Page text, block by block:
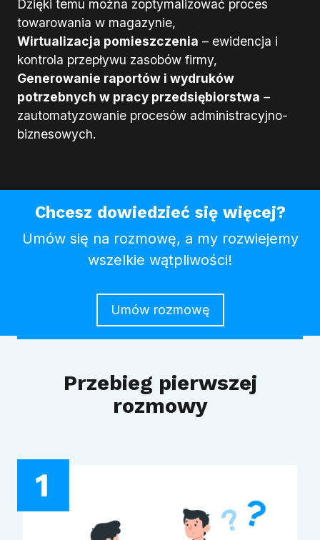
Dzięki temu można zoptymalizować proces
towarowania w magazynie,
Wirtualizacja pomieszczenia – ewidencja i
kontrola przepływu zasobów firmy,
Generowanie raportów i wydruków
potrzebnych w pracy przedsiębiorstwa –
zautomatyzowanie procesów administracyjno-
biznesowych.
Chcesz dowiedzieć się więcej?
Umów się na rozmowę, a my rozwiejemy
wszelkie wątpliwości!
Umów rozmowę
Przebieg pierwszej
rozmowy